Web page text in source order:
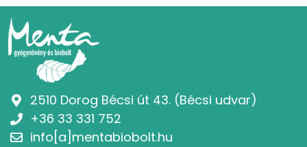
2510 Dorog Bécsi út 43. (Bécsi udvar)
+36 33 331 752
info[a]mentabiobolt.hu